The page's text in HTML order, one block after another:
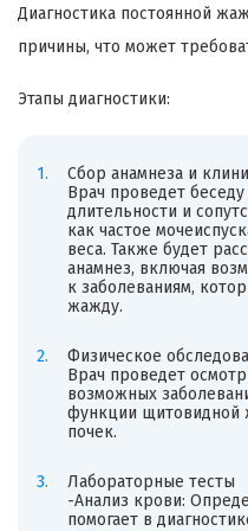
Диагностика постоянной
причины, что может
Этапы диагностики:
Сбор анамнеза и
Врач проведет
длительности и
как частое
веса. Также будет
анамнез, включая
к заболеваниям,
жажду.
Физическое
Врач проведет
возможных
функции щитовидной
почек.
Лабораторные тесты
-Анализ крови:
помогает в